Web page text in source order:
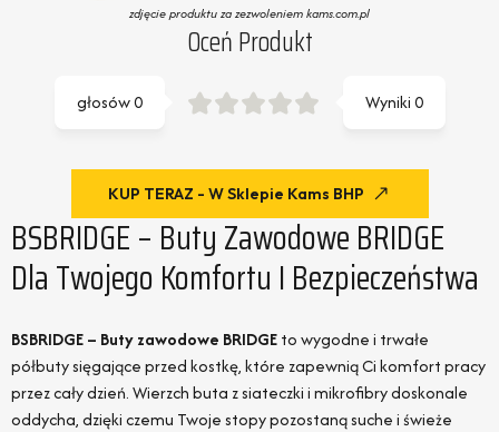
zdjęcie produktu za zezwoleniem kams.com.pl
Oceń Produkt
Wyniki0
głosów0
KUP TERAZ - W Sklepie Kams BHP
BSBRIDGE – Buty Zawodowe BRIDGE
Dla Twojego Komfortu I Bezpieczeństwa
BSBRIDGE – Buty zawodowe BRIDGEto wygodne i trwałe
półbuty sięgające przed kostkę, które zapewnią Ci komfort pracy
przez cały dzień. Wierzch buta z siateczki i mikrofibry doskonale
oddycha, dzięki czemu Twoje stopy pozostaną suche i świeże